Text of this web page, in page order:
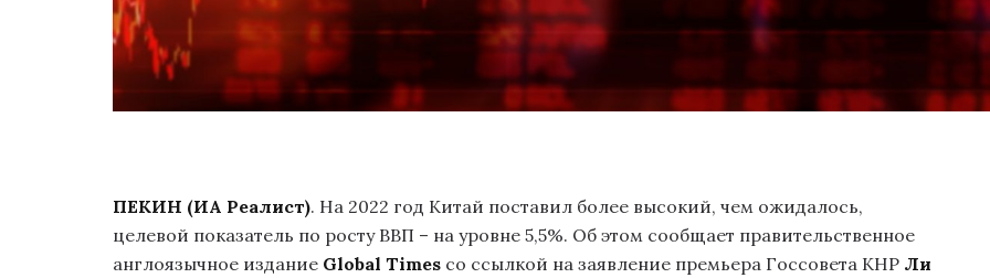
ПЕКИН (ИА Реалист). На 2022 год Китай поставил более высокий, чем ожидалось,
целевой показатель по росту ВВП – на уровне 5,5%. Об этом сообщает правительственное
англоязычное издание Global Times со ссылкой на заявление премьера Госсовета КНР Ли